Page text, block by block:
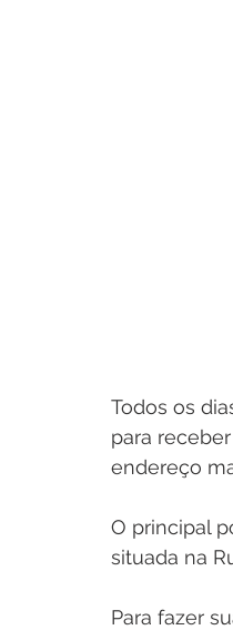
Todos os
para
endereço
O principal
situada na
Para fazer